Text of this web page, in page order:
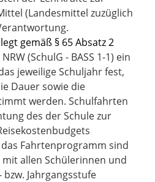
(Landesmittel zuzüglich
gemäß § 65 Absatz 2
(SchulG - BASS 1-1) ein
jeweilige Schuljahr fest,
Dauer sowie die
werden. Schulfahrten
des der Schule zur
Fahrtenprogramm sind
allen Schülerinnen und
Jahrgangsstufe